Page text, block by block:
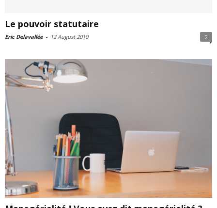
Le pouvoir statutaire
Eric Delavallée - 12 August 2010 2